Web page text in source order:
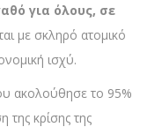
για όλους, σε
με σκληρό ατομικό
ισχύ.
ακολούθησε το 95%
κρίσης της